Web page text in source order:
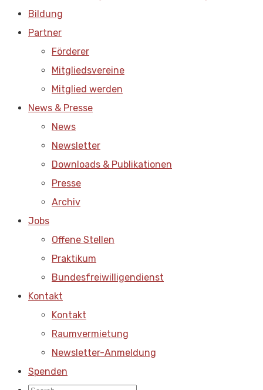
Bildung
Partner
Förderer
Mitgliedsvereine
Mitglied werden
News & Presse
News
Newsletter
Downloads & Publikationen
Presse
Archiv
Jobs
Offene Stellen
Praktikum
Bundesfreiwilligendienst
Kontakt
Kontakt
Raumvermietung
Newsletter-Anmeldung
Spenden